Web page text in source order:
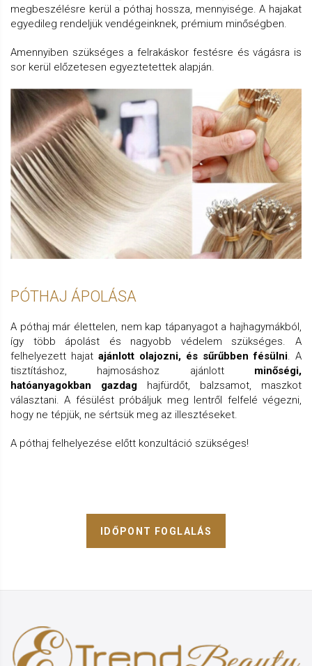
megbeszélésre kerül a póthaj hossza, mennyisége. A hajakat
egyedileg rendeljük vendégeinknek, prémium minőségben.
Amennyiben szükséges a felrakáskor festésre és vágásra is
sor kerül előzetesen egyeztetettek alapján.
PÓTHAJ ÁPOLÁSA
A póthaj már élettelen, nem kap tápanyagot a hajhagymákból,
így több ápolást és nagyobb védelem szükséges. A
felhelyezett hajat ajánlott olajozni, és sűrűbben fésülni. A
tisztításhoz, hajmosáshoz ajánlott minőségi,
hatóanyagokban gazdag hajfürdőt, balzsamot, maszkot
választani. A fésülést próbáljuk meg lentről felfelé végezni,
hogy ne tépjük, ne sértsük meg az illesztéseket.
A póthaj felhelyezése előtt konzultáció szükséges!
IDŐPONT FOGLALÁS